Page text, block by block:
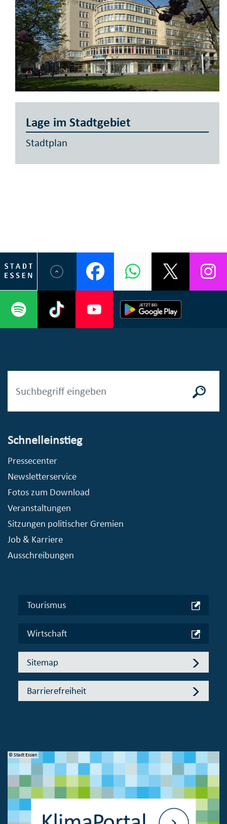
Lage im Stadtgebiet
Stadtplan
Schnelleinstieg
Pressecenter
Newsletterservice
Fotos zum Download
Veranstaltungen
Sitzungen politischer Gremien
Job & Karriere
Ausschreibungen
Tourismus
Wirtschaft
Sitemap
Barrierefreiheit
© Stadt Essen